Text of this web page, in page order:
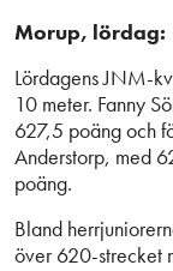
Morup, lördag:
Lördagens JNM-
10 meter. Fanny
627,5 poäng och
Anderstorp, med
poäng.
Bland
över 620-strecket